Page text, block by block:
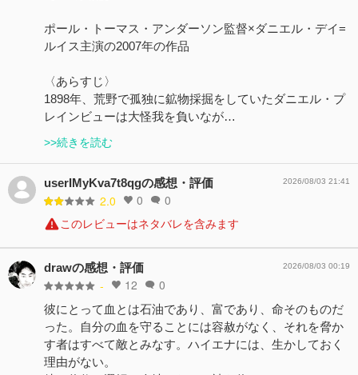
ポール・トーマス・アンダーソン監督×ダニエル・デイ=
ルイス主演の2007年の作品
〈あらすじ〉
1898年、荒野で孤独に鉱物採掘をしていたダニエル・プ
レインビューは大怪我を負いなが…
>>続きを読む
userIMyKva7t8qgの感想・評価
2.0 0 0
2026/08/03 21:41
このレビューはネタバレを含みます
drawの感想・評価
- 12 0
2026/08/03 00:19
彼にとって血とは石油であり、富であり、命そのものだ
った。自分の血を守ることには容赦がなく、それを脅か
す者はすべて敵とみなす。ハイエナには、生かしておく
理由がない。